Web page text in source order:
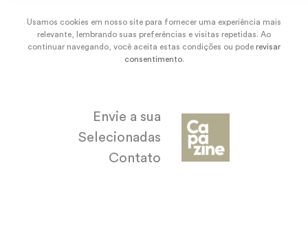
Usamos cookies em nosso site para fornecer uma experiência mais
relevante, lembrando suas preferências e visitas repetidas. Ao
continuar navegando, você aceita estas condições ou pode revisar
consentimento.
Envie a sua
Selecionadas
Contato